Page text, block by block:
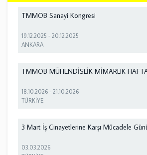
TMMOB Sanayi Kongresi
19.12.2025 -20.12.2025
ANKARA
TMMOB MÜHENDİSLİK MİMARLIK
18.10.2026 -21.10.2026
TÜRKİYE
3 Mart İş Cinayetlerine Karşı Mücadele
03.03.2026